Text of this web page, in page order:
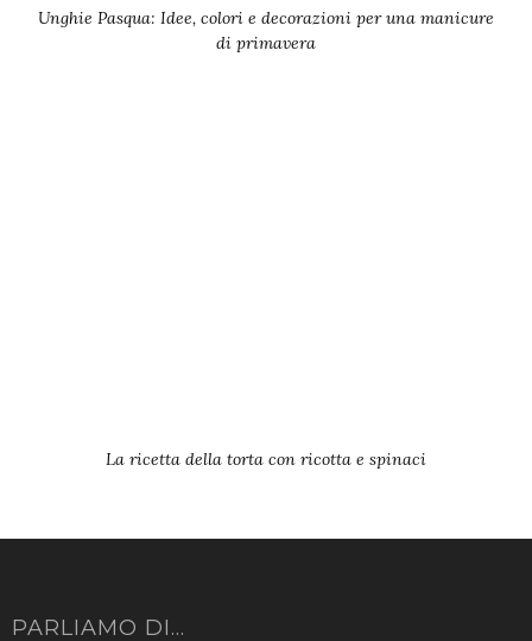
Unghie Pasqua: Idee, colori e decorazioni per una manicure
di primavera
La ricetta della torta con ricotta e spinaci
PARLIAMO DI…